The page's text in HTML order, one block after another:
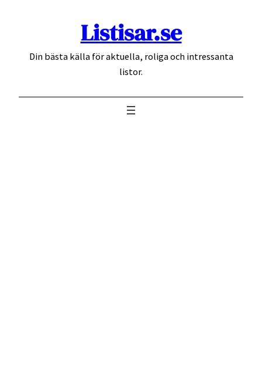
Listisar.se
Din bästa källa för aktuella, roliga och intressanta
listor.